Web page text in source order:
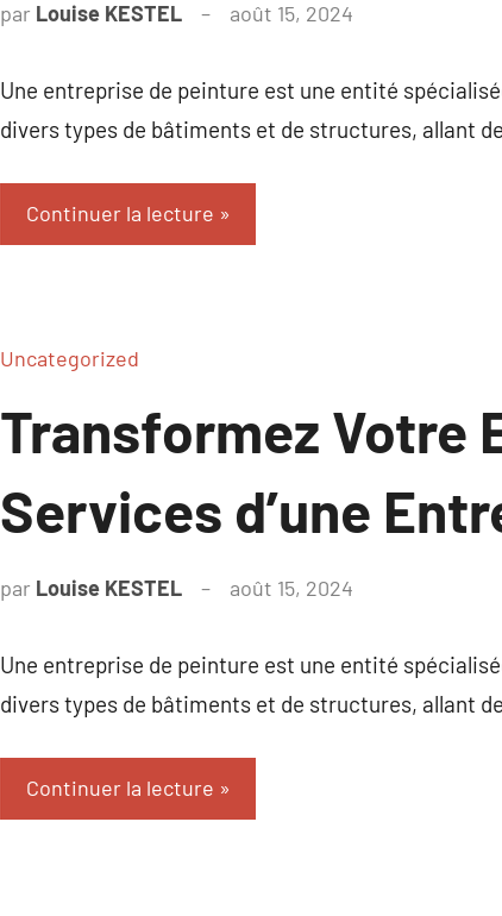
par Louise KESTEL août 15, 2024
Une entreprise de peinture est une entité
divers types de bâtiments et de structures, allant
Continuer la lecture
Uncategorized
Transformez Votre
Services d’une
par Louise KESTEL août 15, 2024
Une entreprise de peinture est une entité
divers types de bâtiments et de structures, allant
Continuer la lecture